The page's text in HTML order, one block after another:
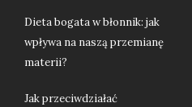
Dieta bogata w błonnik: jak
wpływa na naszą przemianę
materii?
Jak przeciwdziałać